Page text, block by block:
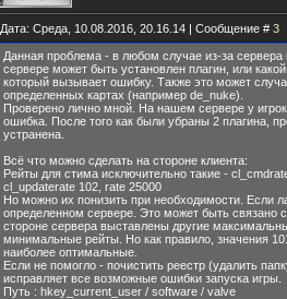
Дата: Среда, 10.08.2016, 20.16.14 | Сообщение # 3
Данная проблема - в любом случае из-за сервера
сервере может быть установлен плагин, или
который вызывает ошибку. Также это может
определенных картах (например de_nuke).
Проверено лично мной. На нашем сервере у
ошибка. После того как были убраны 2 плагина,
устранена.
Всё что можно сделать на стороне клиента:
Рейты для стима исключительно такие -
cl_updaterate 102, rate 25000
Но можно их понизить при необходимости. Если
определенном сервере. Это может быть связано
стороне сервера выставлены другие
минимальные рейты. Но как правило, значения
наиболее оптимальные.
Если не помогло - почистить реестр (удалить
исправляет все возможные ошибки запуска игры.
Путь : hkey_current_user / software / valve